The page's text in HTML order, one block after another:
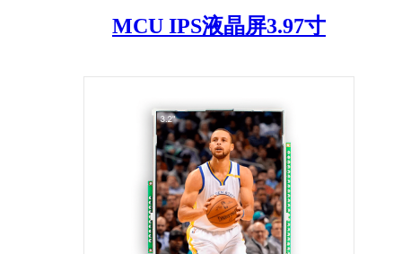
MCU IPS液晶屏3.97寸